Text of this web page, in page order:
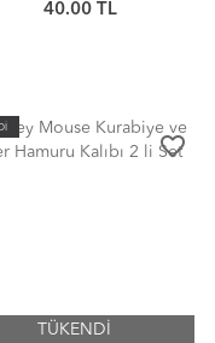
40.00 TL
favorite_border
TÜKENDİ